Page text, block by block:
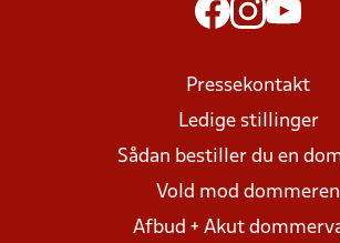
Pressekontakt
Ledige stillinger
Sådan bestiller du en
Vold mod dommeren
Afbud + Akut